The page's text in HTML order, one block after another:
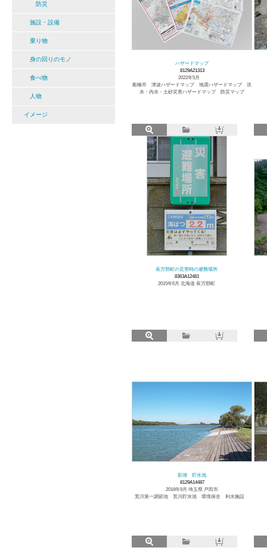
防災
施設・設備
乗り物
身の回りのモノ
食べ物
人物
イメージ
ハザードマップ
8129A21313
2022年5月
船橋市 津波ハザードマップ 地震ハザードマップ 洪
水・内水・土砂災害ハザードマップ 防災マップ
長万部町の災害時の避難場所
8363A12481
2015年6月 北海道 長万部町
彩湖 貯水池
8129A14487
2018年9月 埼玉県 戸田市
荒川第一調節池 荒川貯水池 環境保全 利水施設